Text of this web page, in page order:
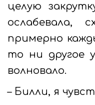
целую
ослабевала,
примерно
то ни другое
волновало.
– Билли, я